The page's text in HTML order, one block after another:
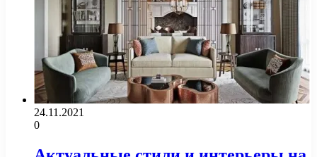
24.11.2021
0